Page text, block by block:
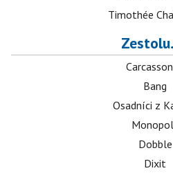
Timothée
Bang
Osadníci z
Dobble
Dixit